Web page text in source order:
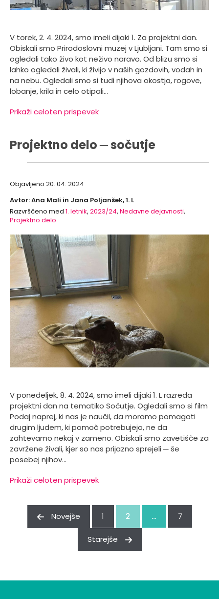
V torek, 2. 4. 2024, smo imeli dijaki 1. Za projektni dan.
Obiskali smo Prirodoslovni muzej v Ljubljani. Tam smo si
ogledali tako živo kot neživo naravo. Od blizu smo si
lahko ogledali živali, ki živijo v naših gozdovih, vodah in
na nebu. Ogledali smo si tudi njihova okostja, rogove,
lobanje, krila in celo otipali…
Prikaži celoten prispevek
Projektno delo ─ sočutje
Objavljeno 20. 04. 2024
Avtor: Ana Mali in Jana Poljanšek, 1. L
Razvrščeno med 1. letnik, 2023/24, Nedavne dejavnosti,
Projektno delo
V ponedeljek, 8. 4. 2024, smo imeli dijaki 1. L razreda
projektni dan na tematiko Sočutje. Ogledali smo si film
Podaj naprej, ki nas je naučil, da moramo pomagati
drugim ljudem, ki pomoč potrebujejo, ne da
zahtevamo nekaj v zameno. Obiskali smo zavetišče za
zavržene živali, kjer so nas prijazno sprejeli ─ še
posebej njihov…
Prikaži celoten prispevek
Novejše 1 2 … 7
Starejše